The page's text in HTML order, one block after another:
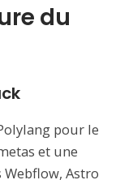
du
pour le
et une
Astro